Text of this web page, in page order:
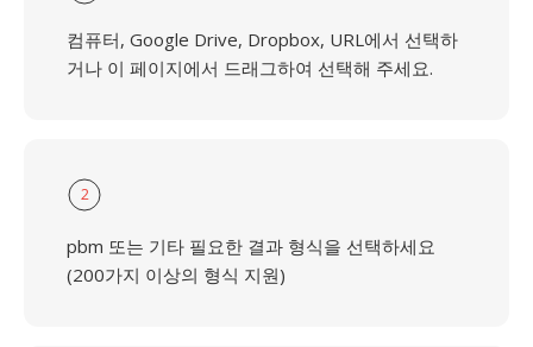
컴퓨터, Google Drive, Dropbox, URL에서 선택하
거나 이 페이지에서 드래그하여 선택해 주세요.
2
pbm 또는 기타 필요한 결과 형식을 선택하세요
(200가지 이상의 형식 지원)